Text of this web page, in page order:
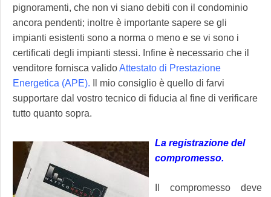
pignoramenti, che non vi siano debiti con il condominio
ancora pendenti; inoltre è importante sapere se gli
impianti esistenti sono a norma o meno e se vi sono i
certificati degli impianti stessi. Infine è necessario che il
venditore fornisca validoAttestato di Prestazione
Energetica (APE). Il mio consiglio è quello di farvi
supportare dal vostro tecnico di fiducia al fine di verificare
tutto quanto sopra.
La registrazione del
compromesso.
Il compromesso deve